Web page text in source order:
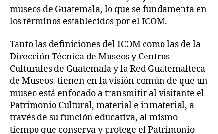
museos de Guatemala, lo que se fundamenta en
los términos establecidos por el ICOM.
Tanto las definiciones del ICOM como las de la
Dirección Técnica de Museos y Centros
Culturales de Guatemala y la Red Guatemalteca
de Museos, tienen en la visión común de que un
museo está enfocado a transmitir al visitante el
Patrimonio Cultural, material e inmaterial, a
través de su función educativa, al mismo
tiempo que conserva y protege el Patrimonio